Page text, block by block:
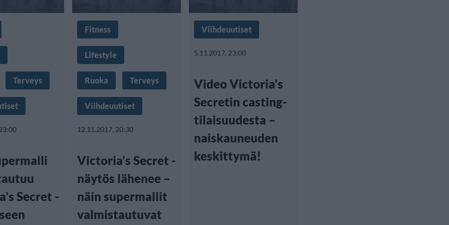
Terveys
Secret -
Fitness
Lifestyle
Ruoka Terveys
Viihdeuutiset
12.11.2017, 20:30
Victoria’s Secret -
näytös lähenee –
näin supermallit
valmistautuvat
Viihdeuutiset
5.11.2017, 23:00
Video Victoria’s
Secretin casting-
tilaisuudesta –
naiskauneuden
keskittymä!